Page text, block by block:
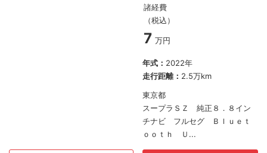
諸経費
（税込）
7 万円
年式： 2022年
走行距離： 2.5万km
東京都
スープラＳＺ 純正８．８イン
チナビ フルセグ Ｂｌｕｅｔ
ｏｏｔｈ Ｕ...